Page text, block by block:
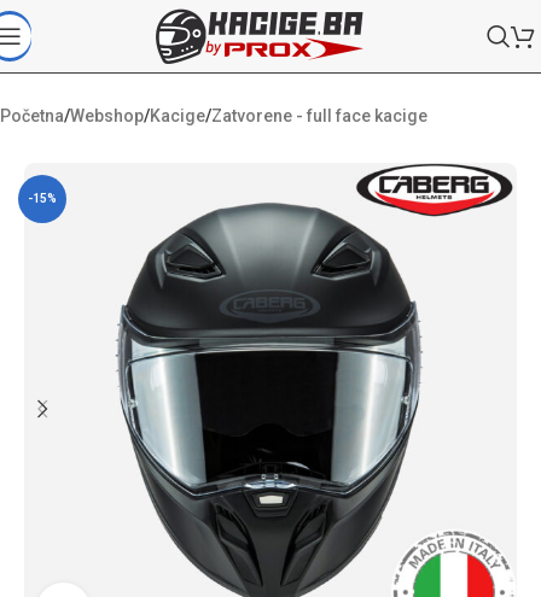
Početna/Webshop/Kacige/Zatvorene - full face kacige
-15%